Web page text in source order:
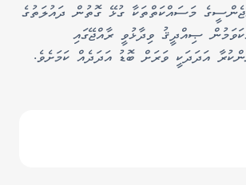
މަސައްކަތްތަކާ ގުޅޭ ގޮތުން ދައުލަތުގެ
ޞިއްދީޤު ވިދާޅުވީ ރާއްޖޭގައި
އަދަދަކީ ވަރަށް ބޮޑު އަދަދެއް ކަމަށެވެ.